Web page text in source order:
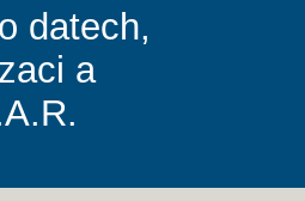
datech,
a